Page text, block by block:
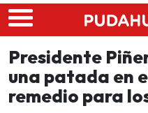
Skip to main content
Presidente
una patada en
remedio para